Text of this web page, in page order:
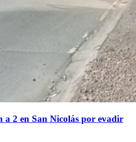
a 2 en San Nicolás por evadir